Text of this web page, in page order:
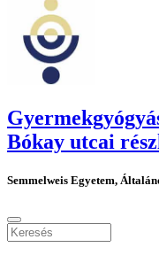
Bókay utcai
Semmelweis Egyetem,